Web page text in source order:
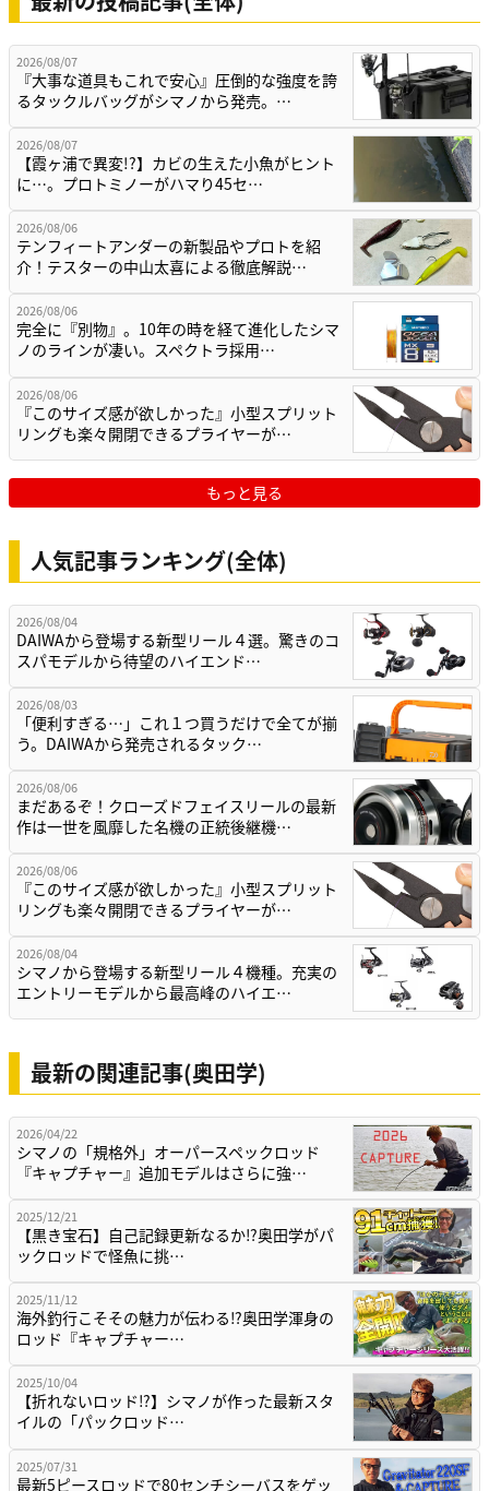
2026/08/07
『大事な道具もこれで安心』圧倒的な強度を誇
るタックルバッグがシマノから発売。…
2026/08/07
【霞ヶ浦で異変!?】カビの生えた小魚がヒント
に…。プロトミノーがハマり45セ…
2026/08/06
テンフィートアンダーの新製品やプロトを紹
介！テスターの中山太喜による徹底解説…
2026/08/06
完全に『別物』。10年の時を経て進化したシマ
ノのラインが凄い。スペクトラ採用…
2026/08/06
『このサイズ感が欲しかった』小型スプリット
リングも楽々開閉できるプライヤーが…
もっと見る
人気記事ランキング(全体)
2026/08/04
DAIWAから登場する新型リール４選。驚きのコ
スパモデルから待望のハイエンド…
2026/08/03
「便利すぎる…」これ１つ買うだけで全てが揃
う。DAIWAから発売されるタック…
2026/08/06
まだあるぞ！クローズドフェイスリールの最新
作は一世を風靡した名機の正統後継機…
2026/08/06
『このサイズ感が欲しかった』小型スプリット
リングも楽々開閉できるプライヤーが…
2026/08/04
シマノから登場する新型リール４機種。充実の
エントリーモデルから最高峰のハイエ…
最新の関連記事(奥田学)
2026/04/22
シマノの「規格外」オーパースペックロッド
『キャプチャー』追加モデルはさらに強…
2025/12/21
【黒き宝石】自己記録更新なるか⁉奥田学がパ
ックロッドで怪魚に挑…
2025/11/12
海外釣行こそその魅力が伝わる⁉奥田学渾身の
ロッド『キャプチャー…
2025/10/04
【折れないロッド⁉】シマノが作った最新スタ
イルの「パックロッド…
2025/07/31
最新5ピースロッドで80センチシーバスをゲッ